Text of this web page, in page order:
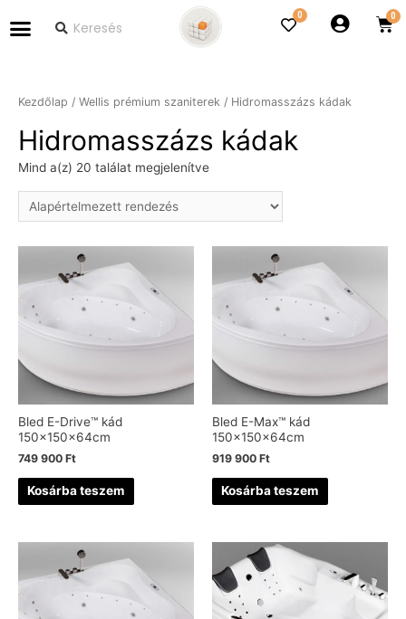
0
Kezdőlap / Wellis prémium szaniterek / Hidromasszázs kádak
Hidromasszázs kádak
Mind a(z) 20 találat megjelenítve
Bled E-Drive™ kád
150x150x64cm
749 900 Ft
Kosárba teszem
Bled E-Max™ kád
150x150x64cm
919 900 Ft
Kosárba teszem